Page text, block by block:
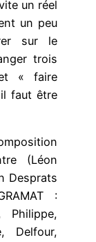
un réel
un peu
sur le
trois
« faire
faut être
(Léon
Desprats
:
Delfour,